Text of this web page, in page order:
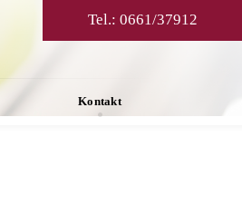
Kontakt
Tel.: 0661/37912